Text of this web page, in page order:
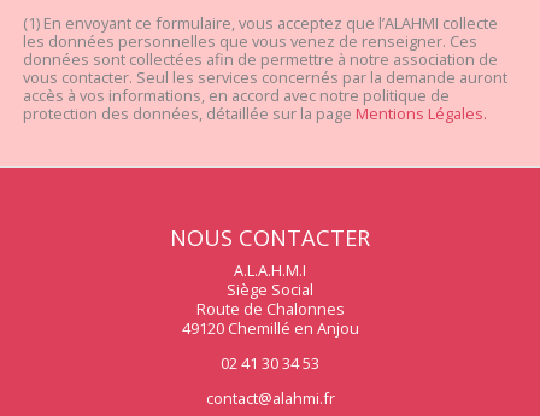
(1) En envoyant ce formulaire, vous acceptez que l’ALAHMI collecte
les données personnelles que vous venez de renseigner. Ces
données sont collectées afin de permettre à notre association de
vous contacter. Seul les services concernés par la demande auront
accès à vos informations, en accord avec notre politique de
protection des données, détaillée sur la page Mentions Légales.
NOUS CONTACTER
A.L.A.H.M.I
Siège Social
Route de Chalonnes
49120 Chemillé en Anjou
02 41 30 34 53
contact@alahmi.fr